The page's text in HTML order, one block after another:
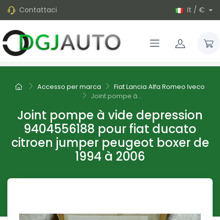
Contattaci It / €
Accesso per marca
Fiat Lancia Alfa Romeo Iveco
Joint pompe à...
Joint pompe à vide depression
9404556188 pour fiat ducato
citroen jumper peugeot boxer de
1994 à 2006